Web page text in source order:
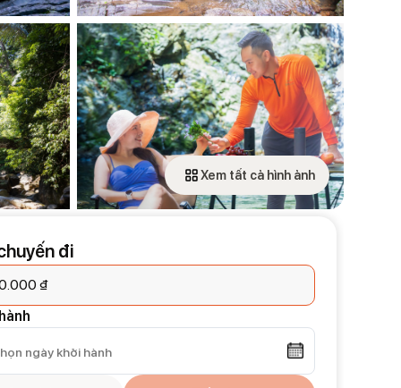
Xem tất cả hình ảnh
đi
₫